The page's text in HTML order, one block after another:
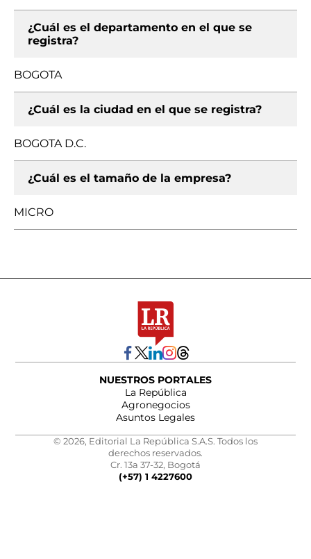
¿Cuál es el departamento en el que se
registra?
BOGOTA
¿Cuál es la ciudad en el que se registra?
BOGOTA D.C.
¿Cuál es el tamaño de la empresa?
MICRO
NUESTROS PORTALES
La República
Agronegocios
Asuntos Legales
© 2026, Editorial La República S.A.S. Todos los
derechos reservados.
Cr. 13a 37-32, Bogotá
(+57) 1 4227600